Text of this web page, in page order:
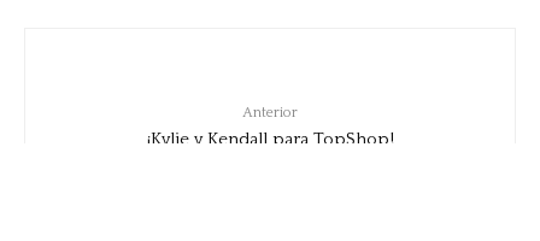
Anterior
¡Kylie y Kendall para TopShop!